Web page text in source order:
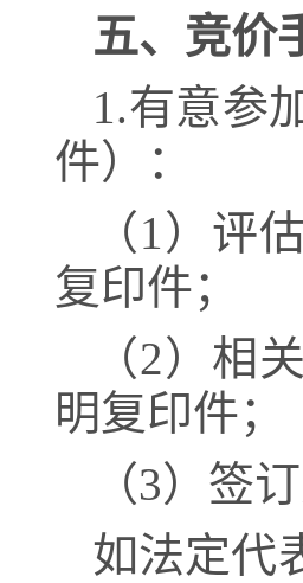
五、竞价
1.有意参
件）
：
（1 ）评
复印件；
（2）相
明复印件；
（3）签
如法定代